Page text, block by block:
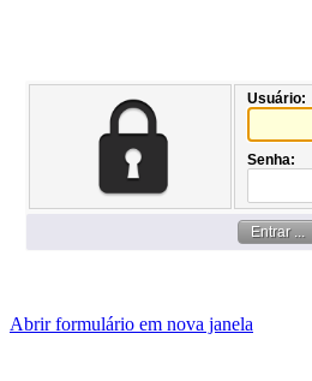
Abrir formulário em nova janela